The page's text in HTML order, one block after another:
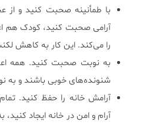
با طمأنینه صحبت کنید و از
آرامی صحبت کنید، کودک هم
را می‌کند. این کار به کاهش
به نوبت صحبت کنید. همه
شنونده‌های خوبی باشند و به
آرامش خانه را حفظ کنید.
آرام و امن در خانه ایجاد